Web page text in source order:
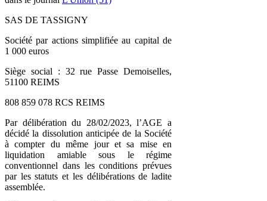
SAS DE TASSIGNY
Société par actions simplifiée au capital de
1 000 euros
Siège social : 32 rue Passe Demoiselles,
51100 REIMS
808 859 078 RCS REIMS
Par délibération du 28/02/2023, l’AGE a
décidé la dissolution anticipée de la Société
à compter du même jour et sa mise en
liquidation amiable sous le régime
conventionnel dans les conditions prévues
par les statuts et les délibérations de ladite
assemblée.